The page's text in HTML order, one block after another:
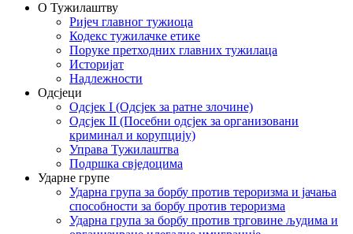
О Тужилаштву
Ријеч главног тужиоца
Кодекс тужилачке етике
Поруке претходних главних тужилаца
Историјат
Надлежности
Одсјеци
Одсјек I (Одсјек за ратне злочине)
Одсјек II (Посебни одсјек за организовани
криминал и корупцију)
Управа Тужилаштва
Подршка свједоцима
Ударне групе
Ударна група за борбу против тероризма и јачања
способности за борбу против тероризма
Ударна група за борбу против трговине људима и